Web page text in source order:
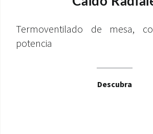
Termoventilado de mesa,
potencia
Descubra